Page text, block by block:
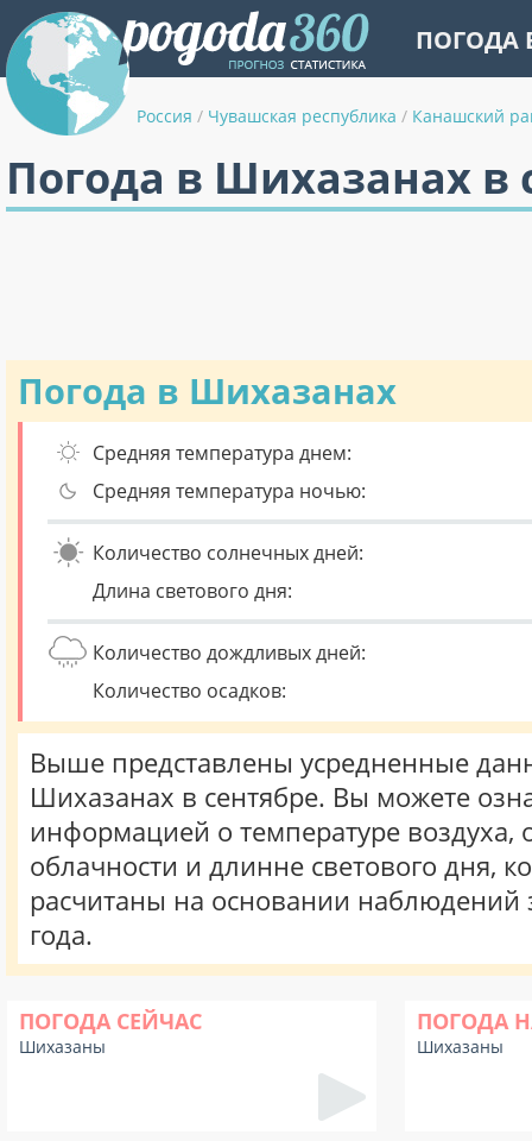
ПОГОДА
Россия / Чувашская республика / Канашский
Погода в Шихазанах в
Погода в Шихазанах
Средняя температура днем:
Средняя температура ночью:
Количество солнечных дней:
Длина светового дня:
Количество дождливых дней:
Количество осадков:
Выше представлены усредненные
Шихазанах в сентябре. Вы можете
информацией о температуре воздуха,
облачности и длинне светового дня,
расчитаны на основании наблюдений
года.
ПОГОДА СЕЙЧАС
Шихазаны
ПОГОДА
Шихазаны